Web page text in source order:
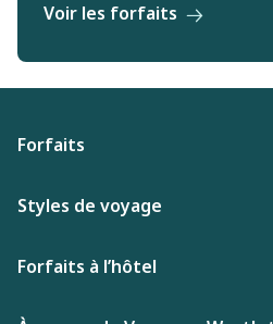
Voir les forfaits
Forfaits
Forfaits vacances
Styles de voyage
Vacances entre adultes
Forfaits à l’hôtel
Hôtels aux Bahamas